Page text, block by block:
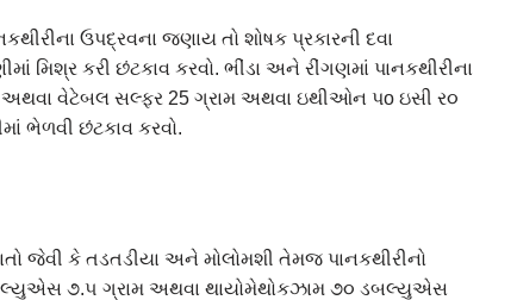
ઉપદ્રવના જણાય તો શોષક પ્રકારની દવા
મિશ્ર કરી છંટકાવ કરવો. ભીંડા અને રીંગણમાં પાનકથીરીના
અથવા વેટેબલ સલ્ફર 25 ગ્રામ અથવા ઇથીઓન પo ઇસી ર૦
ભેળવી છંટકાવ કરવો.
જેવી કે તડતડીયા અને મોલોમશી તેમજ પાનકથીરીનો
૭.૫ ગ્રામ અથવા થાયોમેથોકઝામ ૭૦ ડબલ્યુએસ